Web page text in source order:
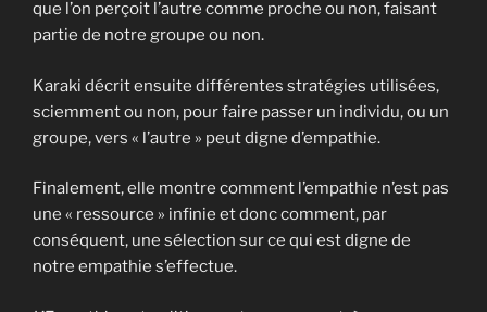
que l’on perçoit l’autre comme proche ou non, faisant
partie de notre groupe ou non.
Karaki décrit ensuite différentes stratégies utilisées,
sciemment ou non, pour faire passer un individu, ou un
groupe, vers « l’autre » peut digne d’empathie.
Finalement, elle montre comment l’empathie n’est pas
une « ressource » infinie et donc comment, par
conséquent, une sélection sur ce qui est digne de
notre empathie s’effectue.